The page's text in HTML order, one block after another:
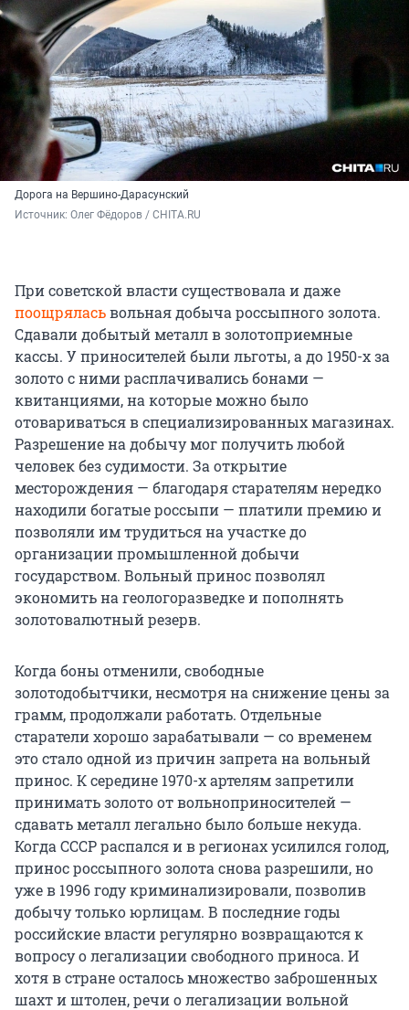
Дорога на Вершино-Дарасунский
Источник: Олег Фёдоров / CHITA.RU
При советской власти существовала и даже
поощряласьвольная добыча россыпного золота.
Сдавали добытый металл в золотоприемные
кассы. У приносителей были льготы, а до 1950-х за
золото с ними расплачивались бонами —
квитанциями, на которые можно было
отовариваться в специализированных магазинах.
Разрешение на добычу мог получить любой
человек без судимости. За открытие
месторождения — благодаря старателям нередко
находили богатые россыпи — платили премию и
позволяли им трудиться на участке до
организации промышленной добычи
государством. Вольный принос позволял
экономить на геологоразведке и пополнять
золотовалютный резерв.
Когда боны отменили, свободные
золотодобытчики, несмотря на снижение цены за
грамм, продолжали работать. Отдельные
старатели хорошо зарабатывали — со временем
это стало одной из причин запрета на вольный
принос. К середине 1970-х артелям запретили
принимать золото от вольноприносителей —
сдавать металл легально было больше некуда.
Когда СССР распался и в регионах усилился голод,
принос россыпного золота снова разрешили, но
уже в 1996 году криминализировали, позволив
добычу только юрлицам. В последние годы
российские власти регулярно возвращаются к
вопросу о легализации свободного приноса. И
хотя в стране осталось множество заброшенных
шахт и штолен, речи о легализации вольной